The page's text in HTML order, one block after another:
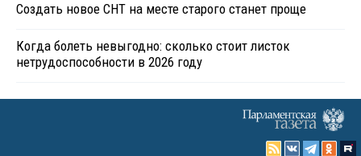
Создать новое СНТ на месте старого станет проще
Когда болеть невыгодно: сколько стоит листок
нетрудоспособности в 2026 году